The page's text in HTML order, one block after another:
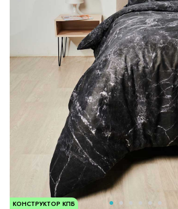
КОНСТРУКТОР КПБ